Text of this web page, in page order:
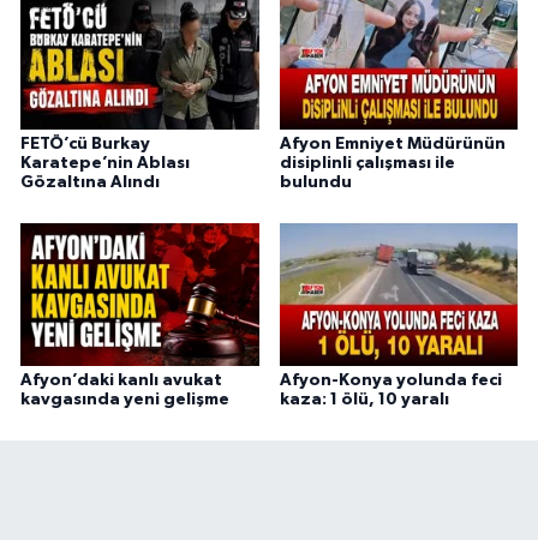
FETÖ’cü Burkay
Karatepe’nin Ablası
Gözaltına Alındı
Afyon Emniyet Müdürünün
disiplinli çalışması ile
bulundu
Afyon’daki kanlı avukat
kavgasında yeni gelişme
Afyon-Konya yolunda feci
kaza: 1 ölü, 10 yaralı